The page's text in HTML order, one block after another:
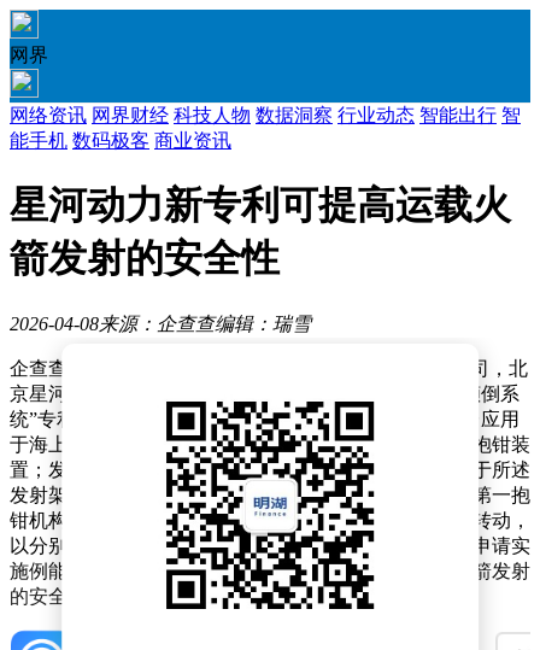
网界
网络资讯 网界财经 科技人物 数据洞察 行业动态 智能出行 智
能手机 数码极客 商业资讯
星河动力新专利可提高运载火
箭发射的安全性
2026-04-08来源：企查查编辑：瑞雪
企查查APP显示，近日，安徽星河动力装备科技有限公司，北
京星河动力装备科技有限公司“运载火箭发射台以及防倾倒系
统”专利公布。企查查专利摘要显示，该运载火箭发射台应用
于海上运载火箭发射，包括发射台台体、发射架和紧急抱钳装
置；发射架的底部设于发射台台体上；紧急抱钳装置设于所述
发射架的顶部，紧急抱钳装置包括设于同一水平面内的第一抱
钳机构和第二抱钳机构，紧急抱钳装置用于在水平面内转动，
以分别从运载火箭外周的两侧抱持或释放运载火箭。本申请实
施例能够降低运载火箭的倾倒的风险，进而提高运载火箭发射
的安全性。